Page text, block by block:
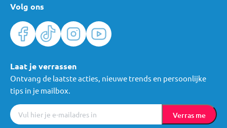
Volg ons
Laat je verrassen
Ontvang de laatste acties, nieuwe trends en persoonlijke
tips in je mailbox.
Verras me